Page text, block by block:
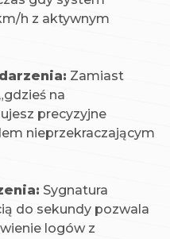
h z aktywnym
Zamiast
na
precyzyjne
nieprzekraczającym
Sygnatura
do sekundy pozwala
logów z